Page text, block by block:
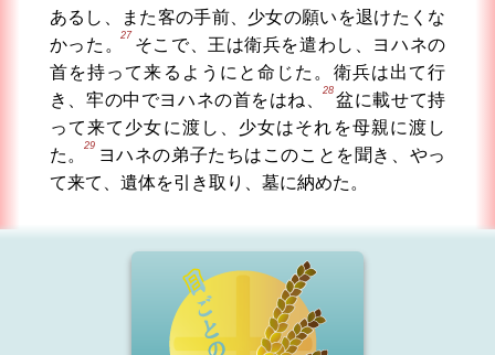
あるし、また客の手前、少女の願いを退けたくな
かった。
27
そこで、王は衛兵を遣わし、ヨハネの
首を持って来るようにと命じた。衛兵は出て行
き、牢の中でヨハネの首をはね、
28
盆に載せて持
って来て少女に渡し、少女はそれを母親に渡し
た。
29
ヨハネの弟子たちはこのことを聞き、やっ
て来て、遺体を引き取り、墓に納めた。